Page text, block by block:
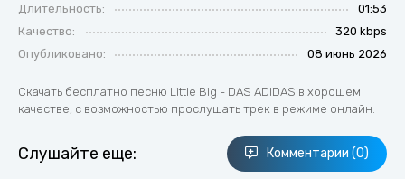
Длительность:
01:53
Качество:
320 kbps
Опубликовано:
08 июнь 2026
Скачать бесплатно песню Little Big - DAS ADIDAS в хорошем
качестве, с возможностью прослушать трек в режиме онлайн.
Слушайте еще: Комментарии (0)